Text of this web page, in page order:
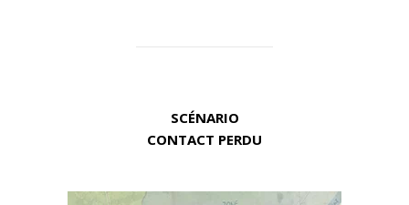
SCÉNARIO
CONTACT PERDU